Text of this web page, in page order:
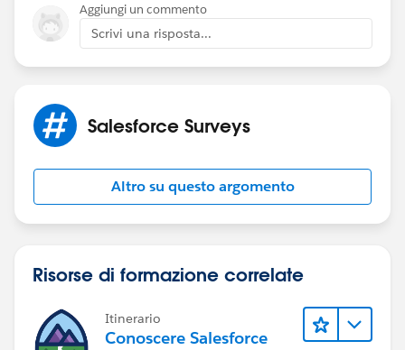
Aggiungi un commento
Scrivi una risposta...
Salesforce Surveys
Altro su questo argomento
Risorse di formazione correlate
Itinerario
Conoscere Salesforce